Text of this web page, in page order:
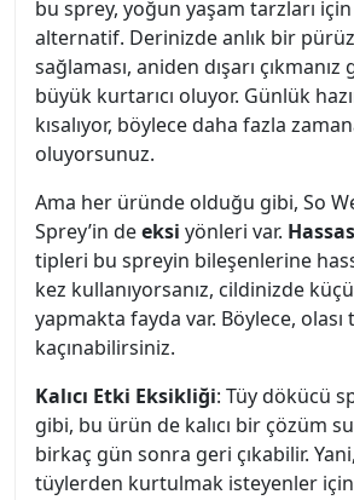
bu sprey, yoğun yaşam tarzları
alternatif. Derinizde anlık bir
sağlaması, aniden dışarı
büyük kurtarıcı oluyor. Günlük
kısalıyor, böylece daha fazla
oluyorsunuz.
Ama her üründe olduğu gibi, So
Sprey’in deeksi yönleri var.
tipleri bu spreyin bileşenlerine
kez kullanıyorsanız, cildinizde
yapmakta fayda var. Böylece,
kaçınabilirsiniz.
Kalıcı Etki Eksikliği: Tüy dökücü
gibi, bu ürün de kalıcı bir çözüm
birkaç gün sonra geri çıkabilir.
tüylerden kurtulmak isteyenler